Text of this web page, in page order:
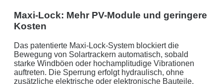
Mit dem Absenden erklären Sie sich mit derDatenverarbeitung
Maxi-Lock: Mehr PV-Module und geringere
Kosten
Das patentierte Maxi-Lock-System blockiert die
Bewegung von Solartrackern automatisch, sobald
starke Windböen oder hochamplitudige Vibrationen
auftreten. Die Sperrung erfolgt hydraulisch, ohne
zusätzliche elektrische oder elektronische Bauteile,